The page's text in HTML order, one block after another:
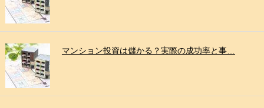
マンション投資は儲かる？実際の成功率と事…